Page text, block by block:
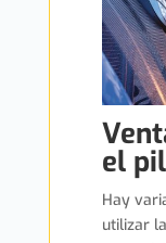
el
Hay
utilizar